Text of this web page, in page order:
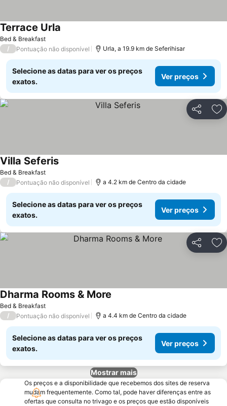
Bed & Breakfast
Terrace Urla
/ Pontuação não disponível Urla, a 19.9 km de Seferihisar
Selecione as datas para ver os preços
exatos.
Ver preços
Partilhar
Bed & Breakfast
Villa SeferisVer preços
/ Pontuação não disponível a 4.2 km de Centro da cidade
Selecione as datas para ver os preços
exatos.
Ver preços
Partilhar
Bed & Breakfast
Dharma Rooms & More
/ Pontuação não disponível a 4.4 km de Centro da cidade
Selecione as datas para ver os preços
exatos.
Ver preços
Mostrar mais
Os preços e a disponibilidade que recebemos dos sites de reserva
mudam frequentemente. Como tal, pode haver diferenças entre as
ofertas que consulta no trivago e os preços que estão disponíveis